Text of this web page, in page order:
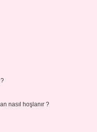
nasıl hoşlanır ?